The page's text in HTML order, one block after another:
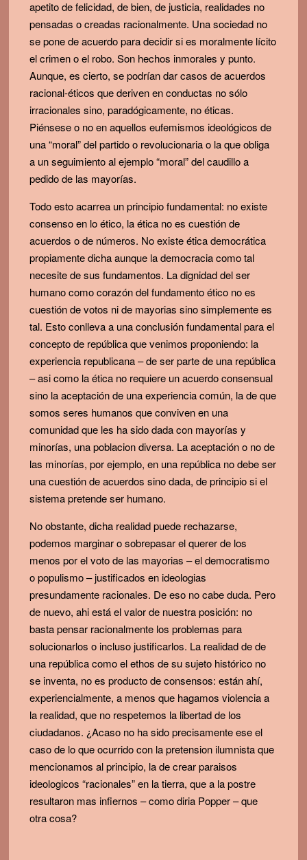
apetito de felicidad, de bien, de justicia, realidades no
pensadas o creadas racionalmente. Una sociedad no
se pone de acuerdo para decidir si es moralmente lícito
el crimen o el robo. Son hechos inmorales y punto.
Aunque, es cierto, se podrían dar casos de acuerdos
racional-éticos que deriven en conductas no sólo
irracionales sino, paradógicamente, no éticas.
Piénsese o no en aquellos eufemismos ideológicos de
una “moral” del partido o revolucionaria o la que obliga
a un seguimiento al ejemplo “moral” del caudillo a
pedido de las mayorías.
Todo esto acarrea un principio fundamental: no existe
consenso en lo ético, la ética no es cuestión de
acuerdos o de números. No existe ética democrática
propiamente dicha aunque la democracia como tal
necesite de sus fundamentos. La dignidad del ser
humano como corazón del fundamento ético no es
cuestión de votos ni de mayorias sino simplemente es
tal. Esto conlleva a una conclusión fundamental para el
concepto de república que venimos proponiendo: la
experiencia republicana – de ser parte de una república
– asi como la ética no requiere un acuerdo consensual
sino la aceptación de una experiencia común, la de que
somos seres humanos que conviven en una
comunidad que les ha sido dada con mayorías y
minorías, una poblacion diversa. La aceptación o no de
las minorías, por ejemplo, en una república no debe ser
una cuestión de acuerdos sino dada, de principio si el
sistema pretende ser humano.
No obstante, dicha realidad puede rechazarse,
podemos marginar o sobrepasar el querer de los
menos por el voto de las mayorias – el democratismo
o populismo – justificados en ideologias
presundamente racionales. De eso no cabe duda. Pero
de nuevo, ahi está el valor de nuestra posición: no
basta pensar racionalmente los problemas para
solucionarlos o incluso justificarlos. La realidad de de
una república como el ethos de su sujeto histórico no
se inventa, no es producto de consensos: están ahí,
experiencialmente, a menos que hagamos violencia a
la realidad, que no respetemos la libertad de los
ciudadanos. ¿Acaso no ha sido precisamente ese el
caso de lo que ocurrido con la pretension ilumnista que
mencionamos al principio, la de crear paraisos
ideologicos “racionales” en la tierra, que a la postre
resultaron mas infiernos – como diria Popper – que
otra cosa?